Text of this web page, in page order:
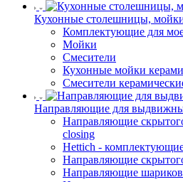
Кухонные столешницы,
Комплектующие для
Мойки
Смесители
Кухонные мойки
Смесители
Направляющие для
Направляющие
closing
Hettich -
Направляющие
Направляющие